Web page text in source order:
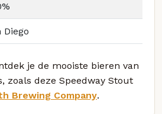
Diego
je de mooiste bieren van
zoals deze Speedway Stout
Brewing Company.